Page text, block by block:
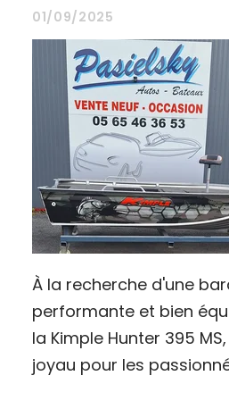
01/09/2025
À la recherche d'une
performante et bien
la Kimple Hunter 395
joyau pour les